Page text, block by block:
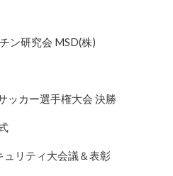
ン研究会 MSD(株)
ッカー選手権大会 決勝
ュリティ大会議＆表彰